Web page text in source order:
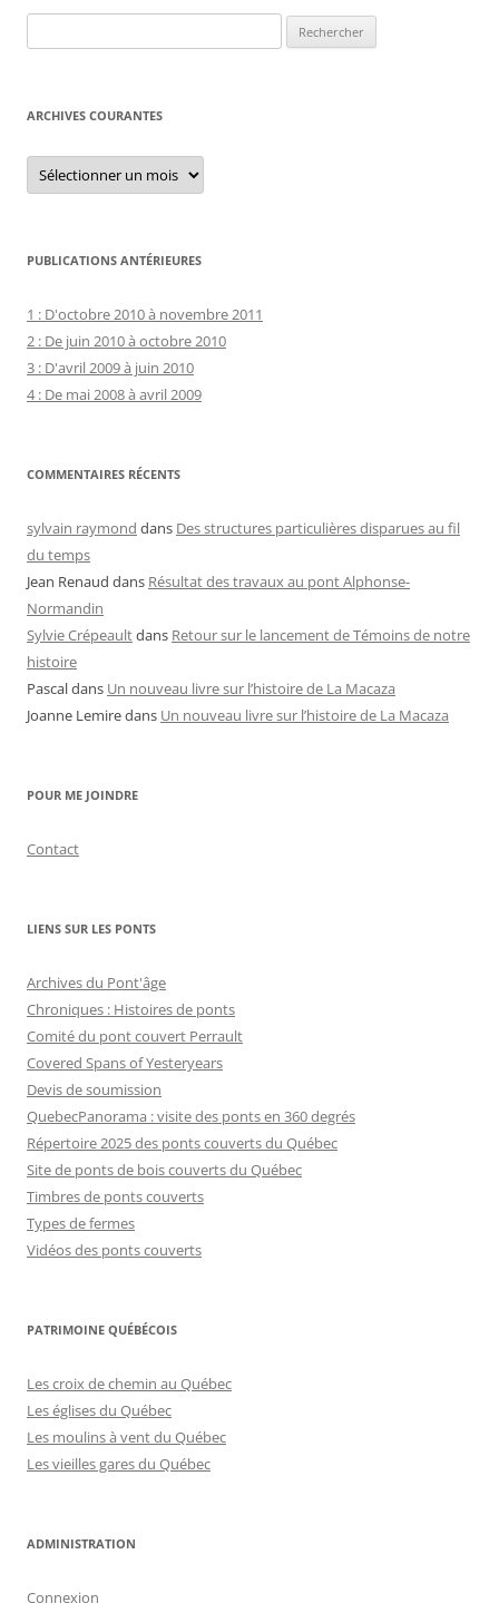
ARCHIVES COURANTES
Archives
courantes
PUBLICATIONS ANTÉRIEURES
1 : D'octobre 2010 à novembre 2011
2 : De juin 2010 à octobre 2010
3 : D'avril 2009 à juin 2010
4 : De mai 2008 à avril 2009
COMMENTAIRES RÉCENTS
sylvain raymond dans Des structures particulières disparues au fil
du temps
Jean Renaud dans Résultat des travaux au pont Alphonse-
Normandin
Sylvie Crépeaultdans Retour sur le lancement de Témoins de notre
histoire
Pascaldans Un nouveau livre sur l’histoire de La Macaza
Joanne Lemiredans Un nouveau livre sur l’histoire de La Macaza
POUR ME JOINDRE
Contact
LIENS SUR LES PONTS
Archives du Pont'âge
Chroniques : Histoires de ponts
Comité du pont couvert Perrault
Covered Spans of Yesteryears
Devis de soumission
QuebecPanorama : visite des ponts en 360 degrés
Répertoire 2025 des ponts couverts du Québec
Site de ponts de bois couverts du Québec
Timbres de ponts couverts
Types de fermes
Vidéos des ponts couverts
PATRIMOINE QUÉBÉCOIS
Les croix de chemin au Québec
Les églises du Québec
Les moulins à vent du Québec
Les vieilles gares du Québec
ADMINISTRATION
Connexion